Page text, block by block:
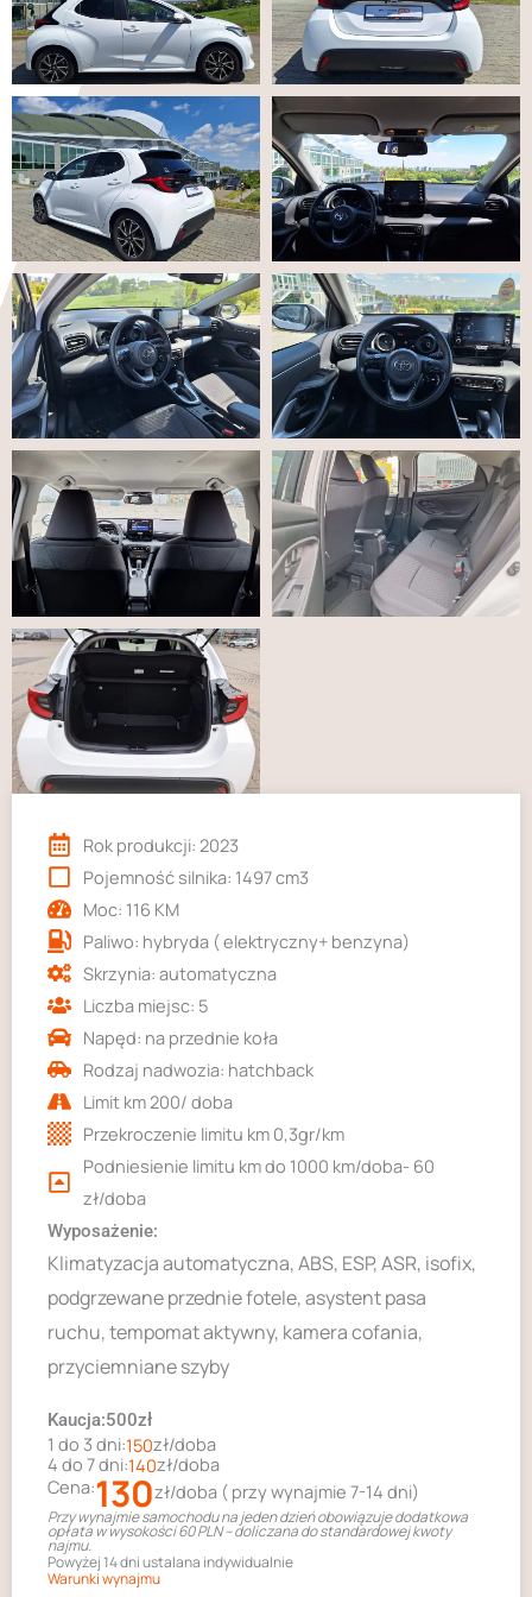
Rok produkcji: 2023
Pojemność silnika: 1497 cm3
Moc: 116 KM
Paliwo: hybryda ( elektryczny+ benzyna)
Skrzynia: automatyczna
Liczba miejsc: 5
Napęd: na przednie koła
Rodzaj nadwozia: hatchback
Limit km 200/ doba
Przekroczenie limitu km 0,3gr/km
Podniesienie limitu km do 1000 km/doba- 60
zł/doba
Wyposażenie:
Klimatyzacja automatyczna, ABS, ESP, ASR, isofix,
podgrzewane przednie fotele, asystent pasa
ruchu, tempomat aktywny, kamera cofania,
przyciemniane szyby
Kaucja:500zł
1 do 3 dni:150zł/doba
4 do 7 dni:140zł/doba
Cena:130zł/doba ( przy wynajmie 7-14 dni)
Przy wynajmie samochodu na jeden dzień obowiązuje dodatkowa
opłata w wysokości 60 PLN – doliczana do standardowej kwoty
najmu.
Powyżej 14 dni ustalana indywidualnie
Warunki wynajmu
tego, jak
strona jest
używana.
Doświadczenie
Aby nasza
strona
internetowa
działała jak
najlepiej
podczas
twojego
przejścia na nią.
Jeśli odrzucisz
te pliki cookie,
niektóre funkcje
znikną ze strony
internetowej.
Marketing
Udostępniając
swoje
zainteresowania i
zachowania